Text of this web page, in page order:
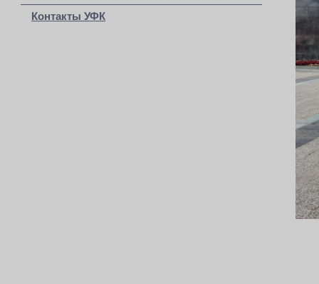
Контакты УФК